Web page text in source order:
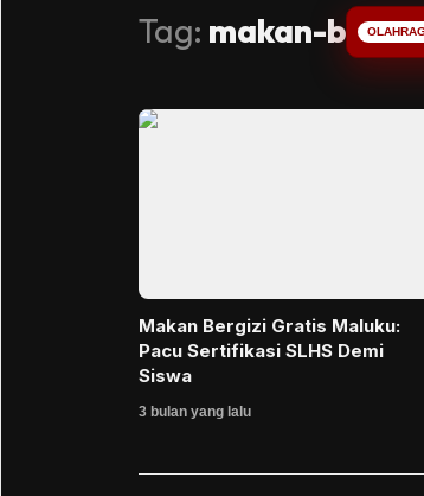
Tag: makan-
Makan Bergizi Gratis Maluku:
Pacu Sertifikasi SLHS Demi
Siswa
3 bulan yang lalu